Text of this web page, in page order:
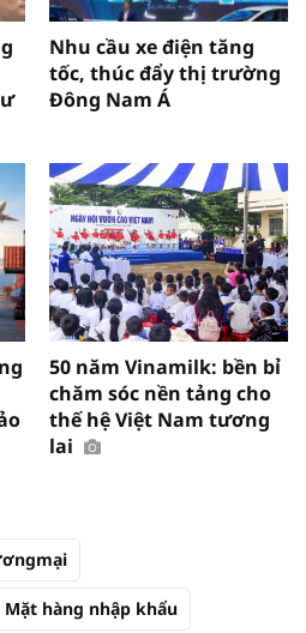
Nhu cầu xe điện tăng
tốc, thúc đẩy thị trường
Đông Nam Á
50 năm Vinamilk: bền bỉ
chăm sóc nền tảng cho
thế hệ Việt Nam tương
lai
Mặt hàng nhập khẩu